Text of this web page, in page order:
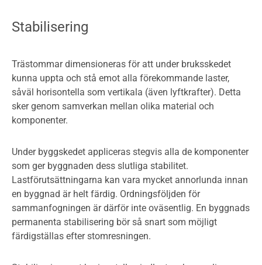
Stabilisering
Trästommar dimensioneras för att under bruksskedet
kunna uppta och stå emot alla förekommande laster,
såväl horisontella som vertikala (även lyftkrafter). Detta
sker genom samverkan mellan olika material och
komponenter.
Under byggskedet appliceras stegvis alla de komponenter
som ger byggnaden dess slutliga stabilitet.
Lastförutsättningarna kan vara mycket annorlunda innan
en byggnad är helt färdig. Ordningsföljden för
sammanfogningen är därför inte oväsentlig. En byggnads
permanenta stabilisering bör så snart som möjligt
färdigställas efter stomresningen.